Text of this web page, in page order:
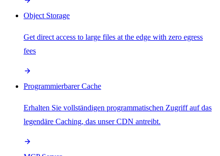
Object Storage
Get direct access to large files at the edge with zero egress
fees
Programmierbarer Cache
Erhalten Sie vollständigen programmatischen Zugriff auf das
legendäre Caching, das unser CDN antreibt.